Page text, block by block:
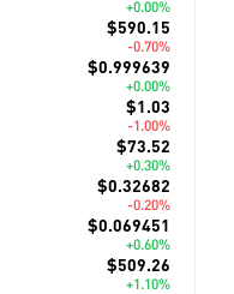
+0.00%
$590.15
-0.70%
$0.999639
+0.00%
$1.03
-1.00%
$73.52
+0.30%
$0.32682
-0.20%
$0.069451
+0.60%
$509.26
+1.10%